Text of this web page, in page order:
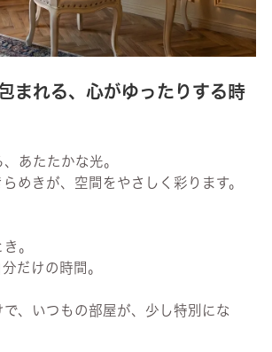
まれる、心がゆったりする時
あたたかな光。
めきが、空間をやさしく彩ります。
。
だけの時間。
で、いつもの部屋が、少し特別にな